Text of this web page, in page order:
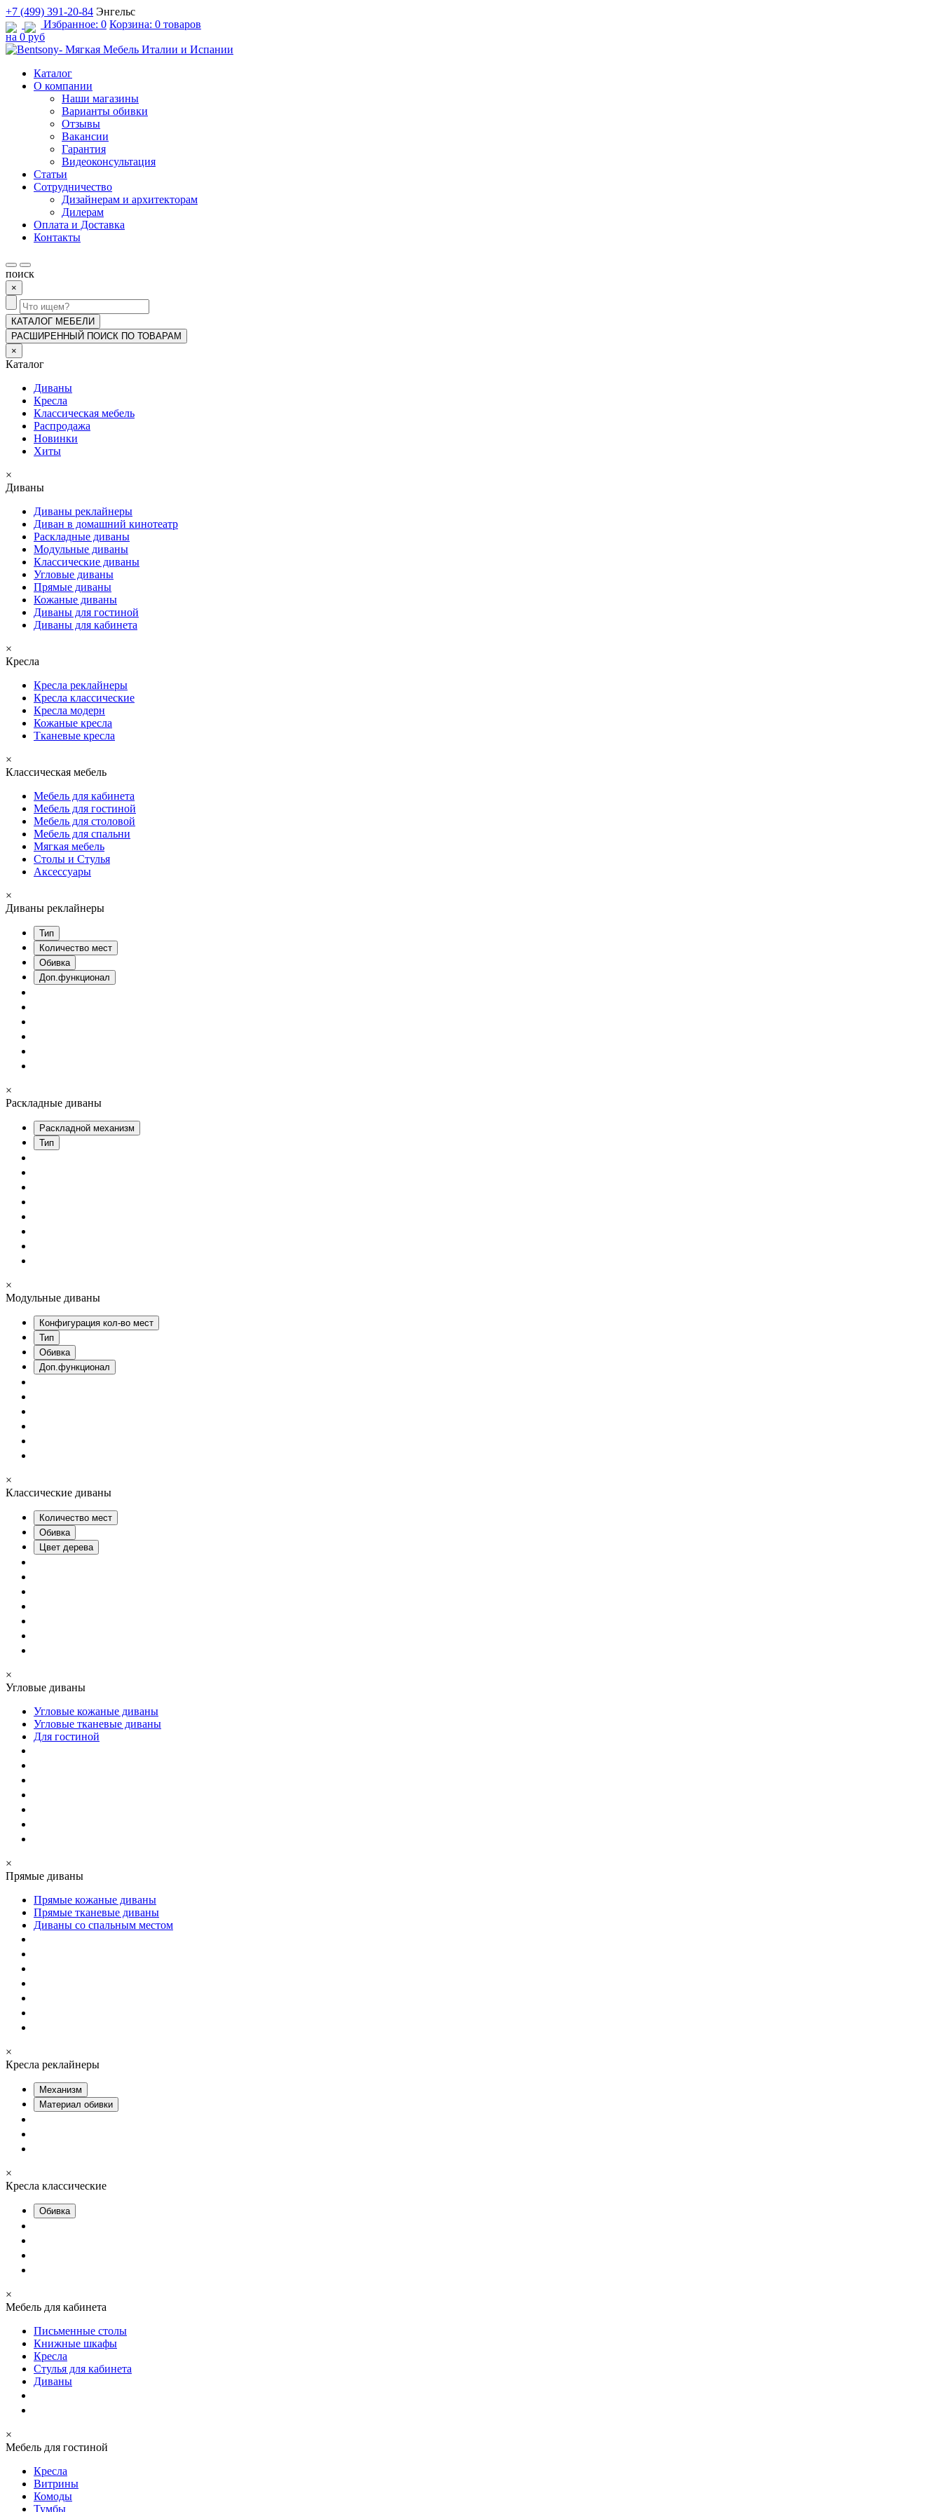
+7 (499) 391-20-84 Энгельс
Избранное: 0 Корзина: 0 товаров
на 0 руб
Каталог
О компании
Наши магазины
Варианты обивки
Отзывы
Вакансии
Гарантия
Видеоконсультация
Статьи
Сотрудничество
Дизайнерам и архитекторам
Дилерам
Оплата и Доставка
Контакты
поиск
×
КАТАЛОГ МЕБЕЛИ
РАСШИРЕННЫЙ ПОИСК ПО ТОВАРАМ
×
Каталог
Диваны
Кресла
Классическая мебель
Распродажа
Новинки
Хиты
×
Диваны
Диваны реклайнеры
Диван в домашний кинотеатр
Раскладные диваны
Модульные диваны
Классические диваны
Угловые диваны
Прямые диваны
Кожаные диваны
Диваны для гостиной
Диваны для кабинета
×
Кресла
Кресла реклайнеры
Кресла классические
Кресла модерн
Кожаные кресла
Тканевые кресла
×
Классическая мебель
Мебель для кабинета
Мебель для гостиной
Мебель для столовой
Мебель для спальни
Мягкая мебель
Столы и Стулья
Аксессуары
×
Диваны реклайнеры
Тип
Количество мест
Обивка
Доп.функционал
×
Раскладные диваны
Раскладной механизм
Тип
×
Модульные диваны
Конфигурация кол-во мест
Тип
Обивка
Доп.функционал
×
Классические диваны
Количество мест
Обивка
Цвет дерева
×
Угловые диваны
Угловые кожаные диваны
Угловые тканевые диваны
Для гостиной
×
Прямые диваны
Прямые кожаные диваны
Прямые тканевые диваны
Диваны со спальным местом
×
Кресла реклайнеры
Механизм
Материал обивки
×
Кресла классические
Обивка
×
Мебель для кабинета
Письменные столы
Книжные шкафы
Кресла
Стулья для кабинета
Диваны
×
Мебель для гостиной
Кресла
Витрины
Комоды
Тумбы